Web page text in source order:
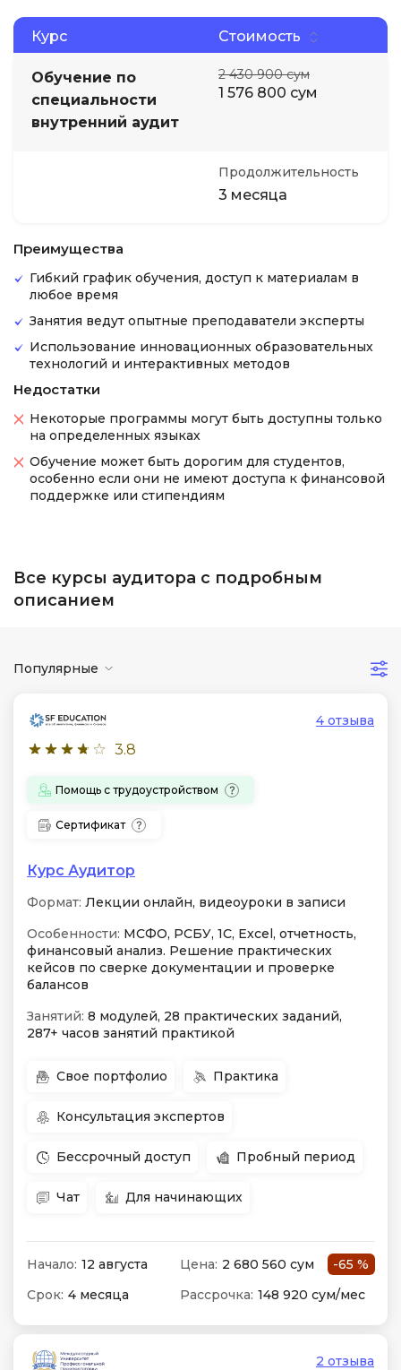
Курс Стоимость
Обучение по
специальности
внутренний аудит
2 430 900 сум
1 576 800 сум
Продолжительность
3 месяца
Преимущества
Гибкий график обучения, доступ к материалам в
любое время
Занятия ведут опытные преподаватели эксперты
Использование инновационных образовательных
технологий и интерактивных методов
Недостатки
Некоторые программы могут быть доступны только
на определенных языках
Обучение может быть дорогим для студентов,
особенно если они не имеют доступа к финансовой
поддержке или стипендиям
Все курсы аудитора с подробным
описанием
Популярные
3.8
4 отзыва
Помощь с трудоустройством
Сертификат
Курс Аудитор
Формат: Лекции онлайн, видеоуроки в записи
Особенности: МСФО, РСБУ, 1С, Excel, отчетность,
финансовый анализ. Решение практических
кейсов по сверке документации и проверке
балансов
Занятий: 8 модулей, 28 практических заданий,
287+ часов занятий практикой
Свое портфолио Практика
Консультация экспертов
Бессрочный доступ Пробный период
Чат Для начинающих
Начало: 12 августа Цена: 2 680 560 сум
-65 %
Срок: 4 месяца Рассрочка: 148 920 сум/мес
2 отзыва